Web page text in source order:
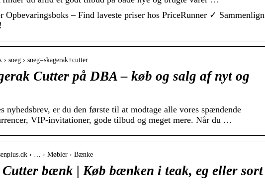
Opbevaringsboks – Find laveste priser hos PriceRunner ✓ Sammenlign
soeg › soeg=skagerak+cutter
Cutter på DBA – køb og salg af nyt og
nyhedsbrev, er du den første til at modtage alle vores spændende
VIP-invitationer, gode tilbud og meget mere. Når du …
› … › Møbler › Bænke
Cutter bænk | Køb bænken i teak, eg eller sort